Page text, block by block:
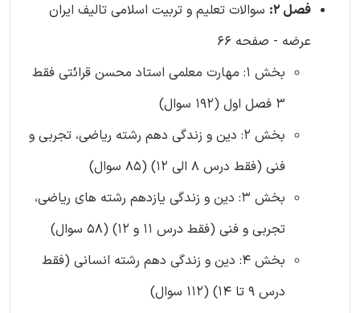
فصل 2:
سوالات تعلیم و تربیت اسلامی تالیف ایران
عرضه - صفحه 66
بخش 1: مهارت معلمی استاد محسن قرائتی فقط
3 فصل اول (192 سوال)
بخش 2: دین و زندگی دهم رشته ریاضی، تجربی و
فنی (فقط درس 8 الی 12) (85 سوال)
بخش 3: دین و زندگی یازدهم رشته های ریاضی،
تجربی و فنی (فقط درس 11 و 12) (58 سوال)
بخش 4: دین و زندگی دهم رشته انسانی (فقط
درس 9 تا 14) (112 سوال)